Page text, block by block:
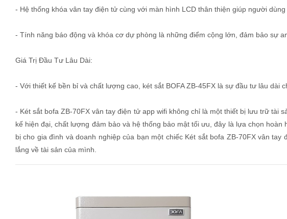
- Hệ thống khóa vân tay điện tử cùng với màn hình LCD thân thiện giúp người
- Tính năng báo động và khóa cơ dự phòng là những điểm cộng lớn, đảm bảo sự
Giá Trị Đầu Tư Lâu Dài:
- Với thiết kế bền bỉ và chất lượng cao, két sắt BOFA ZB-45FX là sự đầu tư lâu dài
- Két sắt bofa ZB-70FX vân tay điện tử app wifi không chỉ là một thiết bị lưu trữ tài
kế hiện đại, chất lượng đảm bảo và hệ thống bảo mật tối ưu, đây là lựa chọn
bị cho gia đình và doanh nghiệp của bạn một chiếc Két sắt bofa ZB-70FX vân
lắng về tài sản của mình.